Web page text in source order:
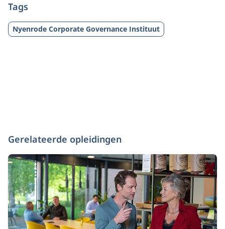
Tags
Nyenrode Corporate Governance Instituut
Gerelateerde opleidingen